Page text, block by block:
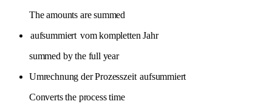
The amounts are summed
aufsummiert vom kompletten Jahr
summed by the full year
Umrechnung der Prozesszeit aufsummiert
Converts the process time